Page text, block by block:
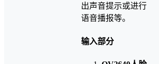
出声音提示或进行
语音播报等。
输入部分